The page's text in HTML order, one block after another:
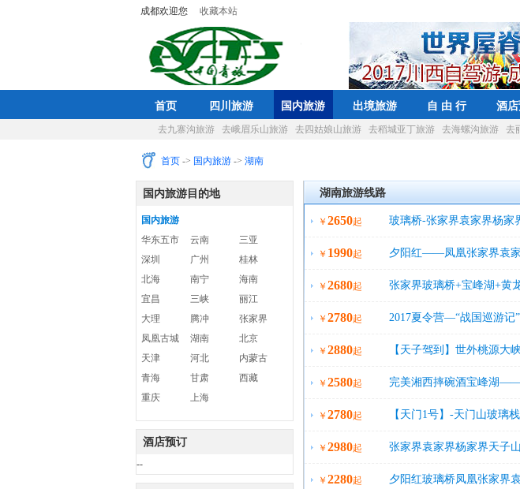
成都欢迎您 收藏本站
首页 四川旅游 国内旅游 出境旅游 自 由 行 酒
去九寨沟旅游 去峨眉乐山旅游 去四姑娘山旅游 去稻城亚丁旅游 去海螺沟旅游 去
首页-> 国内旅游-> 湖南
国内旅游目的地
国内旅游
华东五市
云南
三亚
深圳
广州
桂林
北海
南宁
海南
宜昌
三峡
丽江
大理
腾冲
张家界
凤凰古城
湖南
北京
天津
河北
内蒙古
青海
甘肃
西藏
重庆
上海
酒店预订
--
湖南旅游线路
￥ 2650起 玻璃桥-张家界袁家界杨家
￥ 1990起 夕阳红——凤凰张家界袁
￥ 2680起 张家界玻璃桥+宝峰湖+黄
￥ 2780起 2017夏令营—“战国巡游记
￥ 2880起 【天子驾到】世外桃源大
￥ 2580起 完美湘西摔碗酒宝峰湖
￥ 2780起 【天门1号】-天门山玻璃
￥ 2980起 张家界袁家界杨家界天子
￥ 2280起 夕阳红玻璃桥凤凰张家界